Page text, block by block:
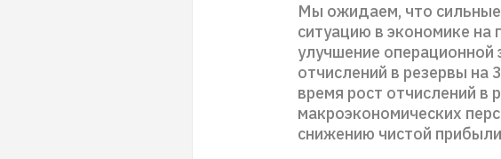
Мы ожидаем, что
ситуацию в экономике на
улучшение
отчислений в резервы на
время рост отчислений в
макроэкономических
снижению чистой